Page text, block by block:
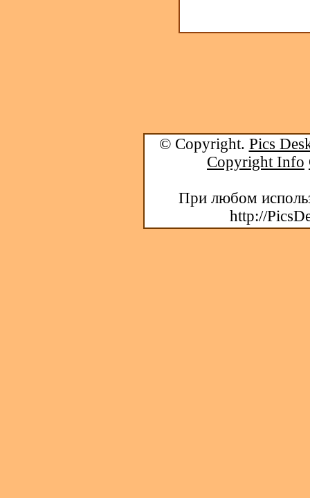
© Copyright. Pics
Copyright Info
При любом
http://